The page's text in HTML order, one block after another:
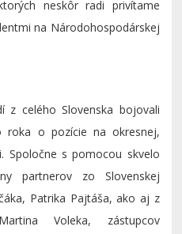
neskôr radi privítame
na Národohospodárskej
z celého Slovenska bojovali
roka o pozície na okresnej,
Spoločne s pomocou skvelo
partnerov zo Slovenskej
Patrika Pajtáša, ako aj z
Voleka, zástupcov